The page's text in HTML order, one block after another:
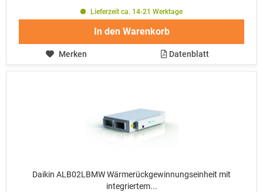
Lieferzeit ca. 14-21 Werktage
In den Warenkorb
Merken Datenblatt
Daikin ALB02LBMW Wärmerückgewinnungseinheit mit
integriertem...